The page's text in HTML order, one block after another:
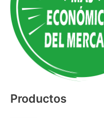
n
a
Productos